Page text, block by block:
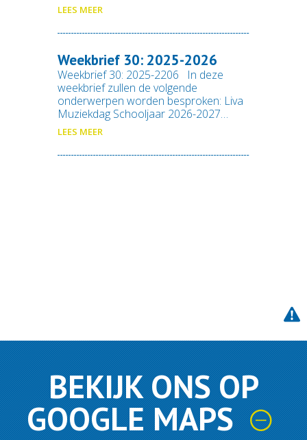
LEES MEER
Weekbrief 30: 2025-2026
Weekbrief 30: 2025-2206 In deze
weekbrief zullen de volgende
onderwerpen worden besproken: Liva
Muziekdag Schooljaar 2026-2027…
LEES MEER
BEKIJK ONS OP
GOOGLE MAPS